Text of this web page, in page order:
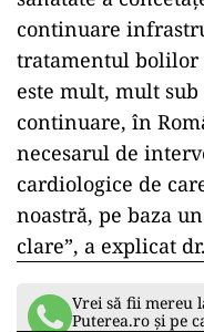
continuare
tratamentul bolilor
este mult, mult
continuare, în
necesarul de
cardiologice de
noastră, pe baza
clare”, a explicat
Vrei să fii mereu
Puterea.ro și pe